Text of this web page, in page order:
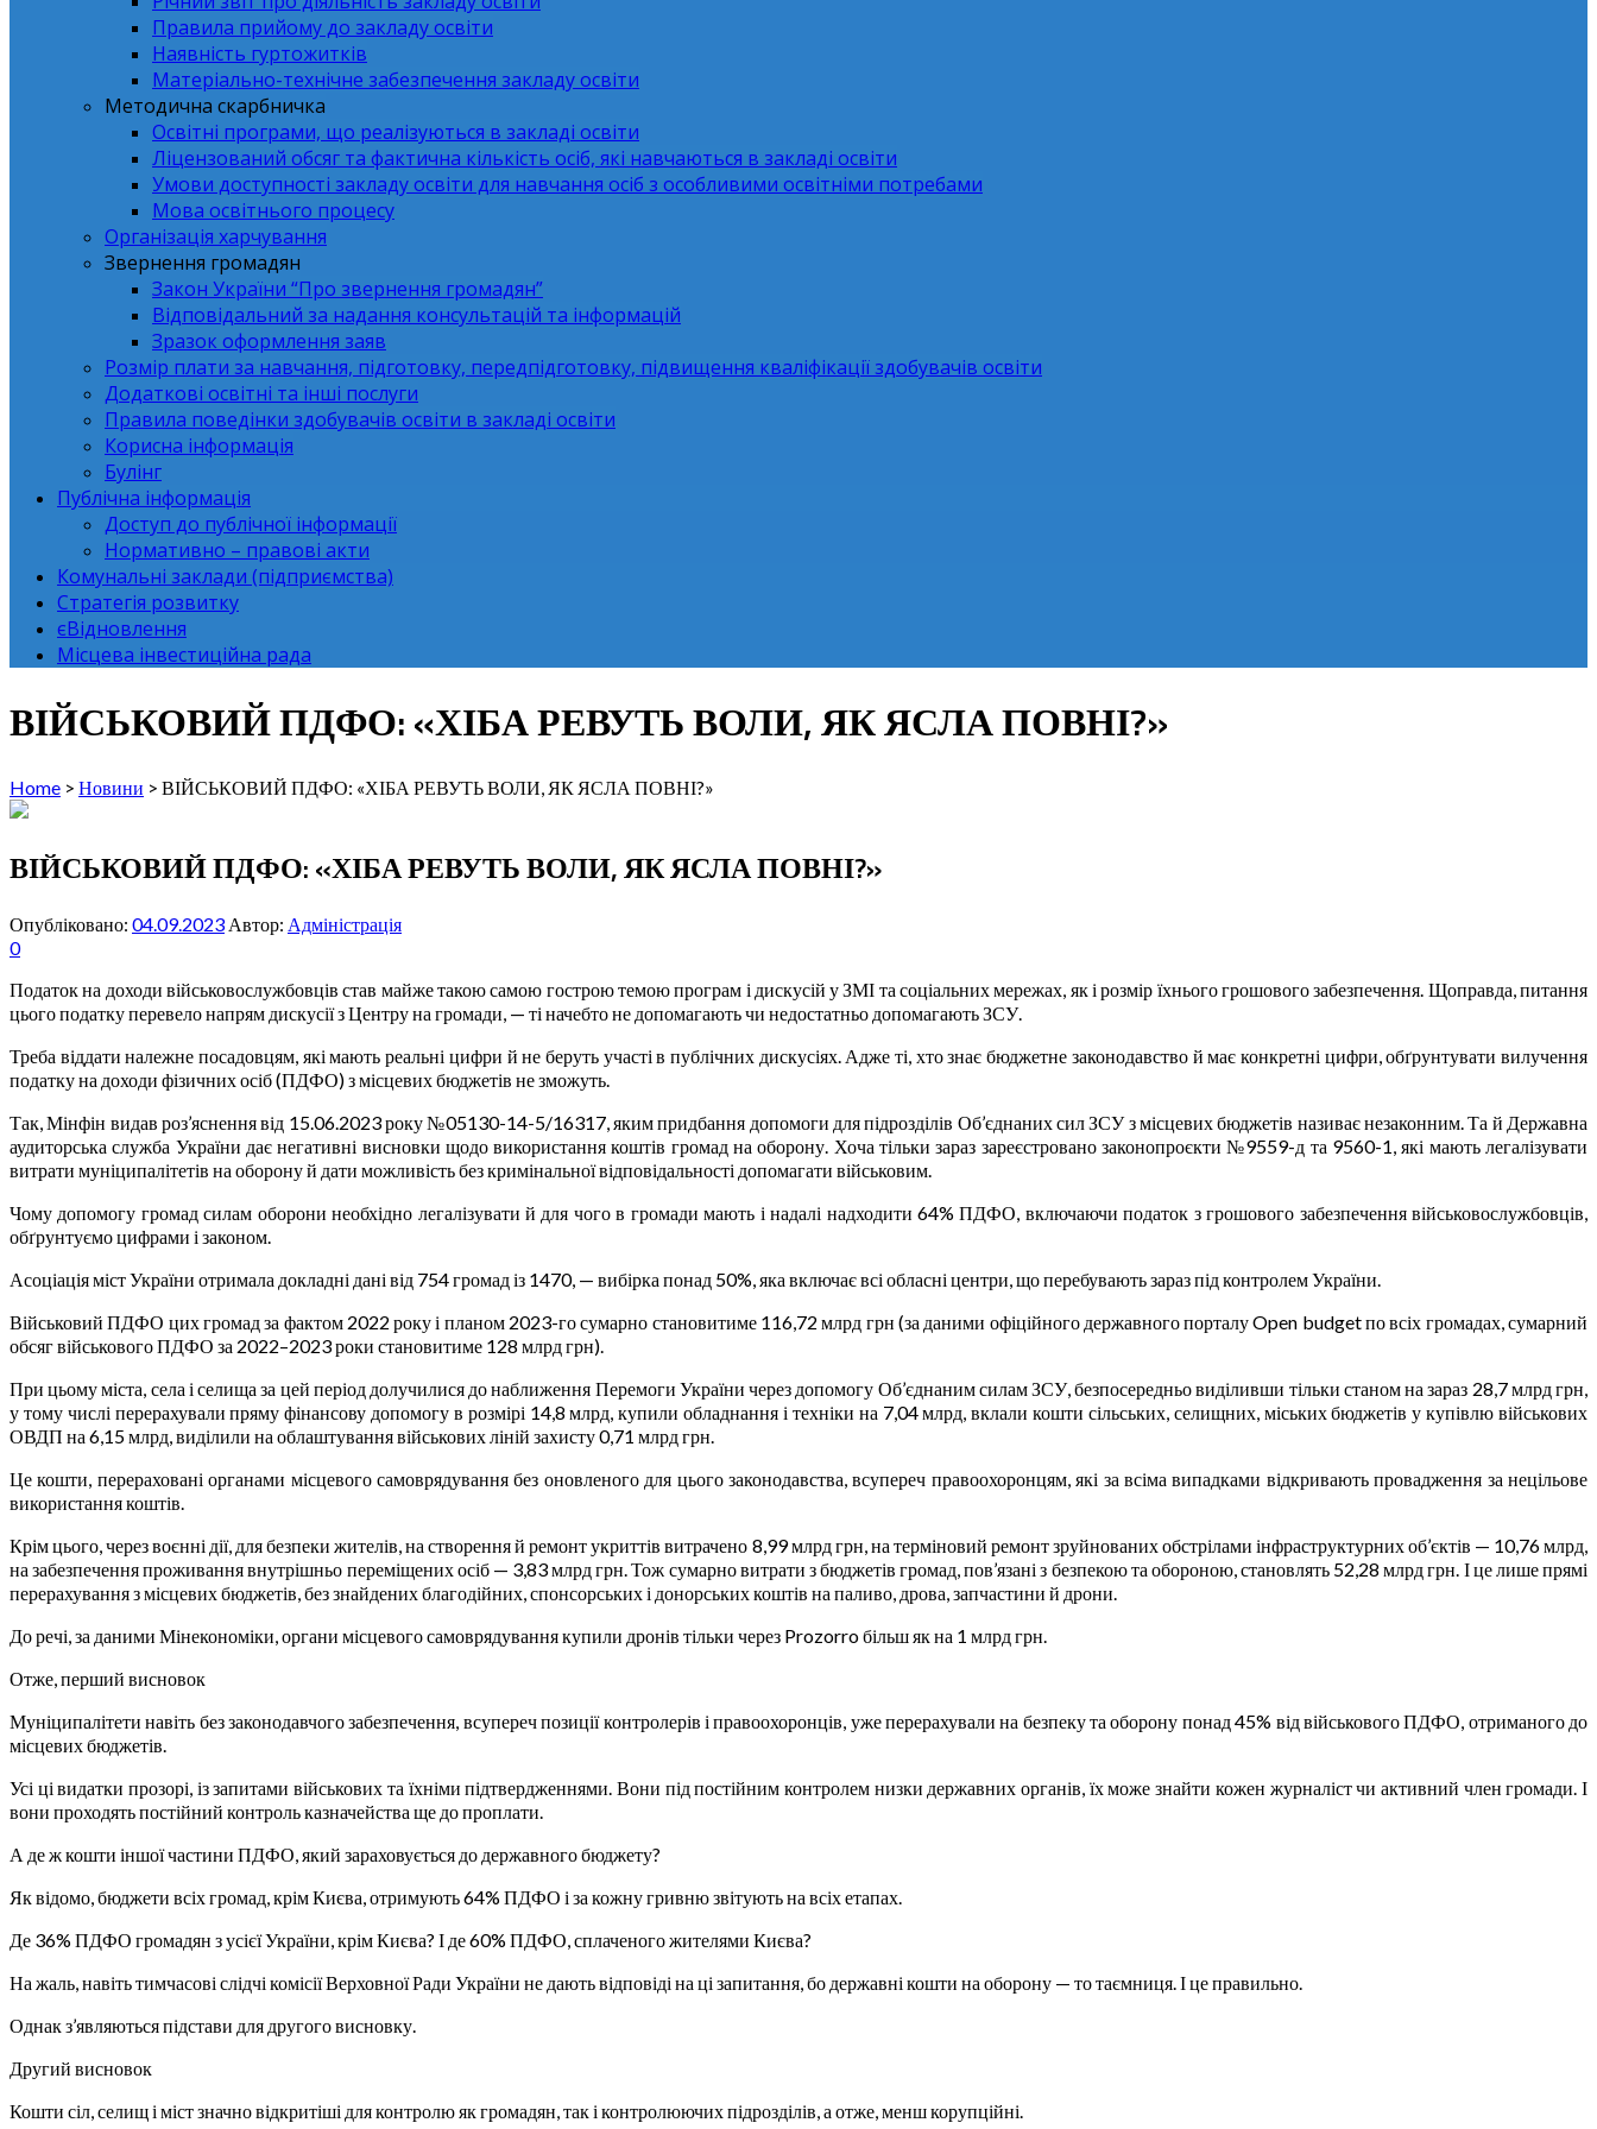
Правила прийому до закладу освіти
Наявність гуртожитків
Матеріально-технічне забезпечення закладу освіти
Методична скарбничка
Освітні програми, що реалізуються в закладі освіти
Ліцензований обсяг та фактична кількість осіб, які навчаються в закладі освіти
Умови доступності закладу освіти для навчання осіб з особливими освітніми потребами
Мова освітнього процесу
Організація харчування
Звернення громадян
Закон України “Про звернення громадян”
Відповідальний за надання консультацій та інформацій
Зразок оформлення заяв
Розмір плати за навчання, підготовку, передпідготовку, підвищення кваліфікації здобувачів освіти
Додаткові освітні та інші послуги
Правила поведінки здобувачів освіти в закладі освіти
Корисна інформація
Булінг
Публічна інформація
Доступ до публічної інформації
Нормативно – правові акти
Комунальні заклади (підприємства)
Стратегія розвитку
єВідновлення
Місцева інвестиційна рада
ВІЙСЬКОВИЙ ПДФО: «ХІБА РЕВУТЬ ВОЛИ, ЯК ЯСЛА ПОВНІ?»
Home > Новини > ВІЙСЬКОВИЙ ПДФО: «ХІБА РЕВУТЬ ВОЛИ, ЯК ЯСЛА ПОВНІ?»
ВІЙСЬКОВИЙ ПДФО: «ХІБА РЕВУТЬ ВОЛИ, ЯК ЯСЛА ПОВНІ?»
Опубліковано: 04.09.2023 Автор: Адміністрація
0
Податок на доходи військовослужбовців став майже такою самою гострою темою програм і дискусій у ЗМІ та соціальних мережах, як і розмір їхнього грошового забезпечення. Щоправда, питання
цього податку перевело напрям дискусії з Центру на громади, — ті начебто не допомагають чи недостатньо допомагають ЗСУ.
Треба віддати належне посадовцям, які мають реальні цифри й не беруть участі в публічних дискусіях. Адже ті, хто знає бюджетне законодавство й має конкретні цифри, обґрунтувати вилучення
податку на доходи фізичних осіб (ПДФО) з місцевих бюджетів не зможуть.
Так, Мінфін видав роз’яснення від 15.06.2023 року №05130-14-5/16317, яким придбання допомоги для підрозділів Об’єднаних сил ЗСУ з місцевих бюджетів називає незаконним. Та й Державна
аудиторська служба України дає негативні висновки щодо використання коштів громад на оборону. Хоча тільки зараз зареєстровано законопроєкти №9559-д та 9560-1, які мають легалізувати
витрати муніципалітетів на оборону й дати можливість без кримінальної відповідальності допомагати військовим.
Чому допомогу громад силам оборони необхідно легалізувати й для чого в громади мають і надалі надходити 64% ПДФО, включаючи податок з грошового забезпечення військовослужбовців,
обґрунтуємо цифрами і законом.
Асоціація міст України отримала докладні дані від 754 громад із 1470, — вибірка понад 50%, яка включає всі обласні центри, що перебувають зараз під контролем України.
Військовий ПДФО цих громад за фактом 2022 року і планом 2023-го сумарно становитиме 116,72 млрд грн (за даними офіційного державного порталу Open budget по всіх громадах, сумарний
обсяг військового ПДФО за 2022–2023 роки становитиме 128 млрд грн).
При цьому міста, села і селища за цей період долучилися до наближення Перемоги України через допомогу Об’єднаним силам ЗСУ, безпосередньо виділивши тільки станом на зараз 28,7 млрд грн,
у тому числі перерахували пряму фінансову допомогу в розмірі 14,8 млрд, купили обладнання і техніки на 7,04 млрд, вклали кошти сільських, селищних, міських бюджетів у купівлю військових
ОВДП на 6,15 млрд, виділили на облаштування військових ліній захисту 0,71 млрд грн.
Це кошти, перераховані органами місцевого самоврядування без оновленого для цього законодавства, всупереч правоохоронцям, які за всіма випадками відкривають провадження за нецільове
використання коштів.
Крім цього, через воєнні дії, для безпеки жителів, на створення й ремонт укриттів витрачено 8,99 млрд грн, на терміновий ремонт зруйнованих обстрілами інфраструктурних об’єктів — 10,76 млрд,
на забезпечення проживання внутрішньо переміщених осіб — 3,83 млрд грн. Тож сумарно витрати з бюджетів громад, пов’язані з безпекою та обороною, становлять 52,28 млрд грн. І це лише прямі
перерахування з місцевих бюджетів, без знайдених благодійних, спонсорських і донорських коштів на паливо, дрова, запчастини й дрони.
До речі, за даними Мінекономіки, органи місцевого самоврядування купили дронів тільки через Prozorro більш як на 1 млрд грн.
Отже, перший висновок
Муніципалітети навіть без законодавчого забезпечення, всупереч позиції контролерів і правоохоронців, уже перерахували на безпеку та оборону понад 45% від військового ПДФО, отриманого до
місцевих бюджетів.
Усі ці видатки прозорі, із запитами військових та їхніми підтвердженнями. Вони під постійним контролем низки державних органів, їх може знайти кожен журналіст чи активний член громади. І
вони проходять постійний контроль казначейства ще до проплати.
А де ж кошти іншої частини ПДФО, який зараховується до державного бюджету?
Як відомо, бюджети всіх громад, крім Києва, отримують 64% ПДФО і за кожну гривню звітують на всіх етапах.
Де 36% ПДФО громадян з усієї України, крім Києва? І де 60% ПДФО, сплаченого жителями Києва?
На жаль, навіть тимчасові слідчі комісії Верховної Ради України не дають відповіді на ці запитання, бо державні кошти на оборону — то таємниця. І це правильно.
Однак з’являються підстави для другого висновку.
Другий висновок
Кошти сіл, селищ і міст значно відкритіші для контролю як громадян, так і контролюючих підрозділів, а отже, менш корупційні.